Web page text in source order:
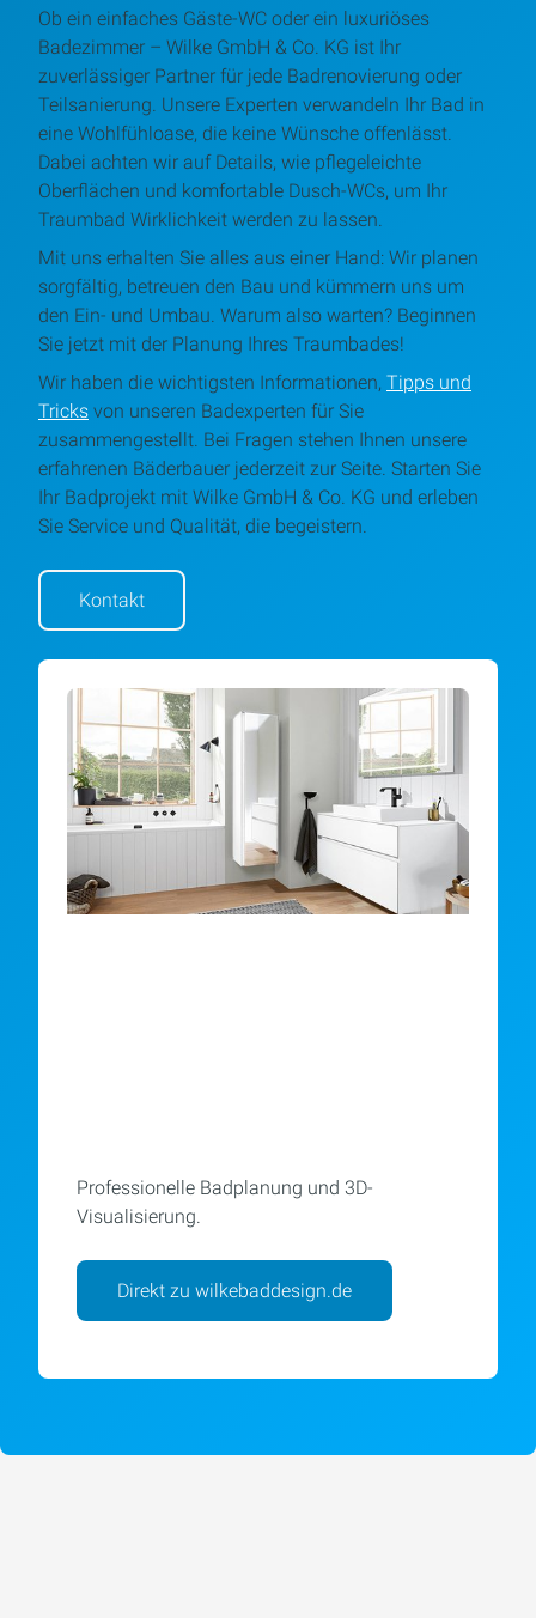
Ob ein einfaches Gäste-WC oder ein luxuriöses
Badezimmer – Wilke GmbH & Co. KG ist Ihr
zuverlässiger Partner für jede Badrenovierung oder
Teilsanierung. Unsere Experten verwandeln Ihr Bad in
eine Wohlfühloase, die keine Wünsche offenlässt.
Dabei achten wir auf Details, wie pflegeleichte
Oberflächen und komfortable Dusch-WCs, um Ihr
Traumbad Wirklichkeit werden zu lassen.
Mit uns erhalten Sie alles aus einer Hand: Wir planen
sorgfältig, betreuen den Bau und kümmern uns um
den Ein- und Umbau. Warum also warten? Beginnen
Sie jetzt mit der Planung Ihres Traumbades!
Wir haben die wichtigsten Informationen, Tipps und
Tricks von unseren Badexperten für Sie
zusammengestellt. Bei Fragen stehen Ihnen unsere
erfahrenen Bäderbauer jederzeit zur Seite. Starten Sie
Ihr Badprojekt mit Wilke GmbH & Co. KG und erleben
Sie Service und Qualität, die begeistern.
Kontakt
Professionelle Badplanung und 3D-
Visualisierung.
Direkt zu wilkebaddesign.de